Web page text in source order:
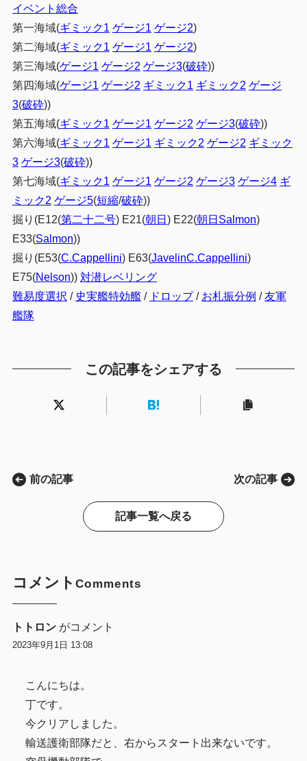
イベント総合
第一海域(ギミック1 ゲージ1 ゲージ2)
第二海域(ギミック1 ゲージ1 ゲージ2)
第三海域(ゲージ1 ゲージ2 ゲージ3(破砕))
第四海域(ゲージ1 ゲージ2 ギミック1 ギミック2 ゲージ
3(破砕))
第五海域(ギミック1 ゲージ1 ゲージ2 ゲージ3(破砕))
第六海域(ギミック1 ゲージ1 ギミック2 ゲージ2 ギミック
3 ゲージ3(破砕))
第七海域(ギミック1 ゲージ1 ゲージ2 ゲージ3 ゲージ4 ギ
ミック2 ゲージ5(短縮/破砕))
掘り(E12(第二十二号) E21(朝日 ) E22(朝日Salmon)
E33(Salmon))
掘り(E53(C.Cappellini) E63(JavelinC.Cappellini)
E75(Nelson)) 対潜レベリング
難易度選択 / 史実艦特効艦/ ドロップ/ お札振分例 /友軍
艦隊
この記事をシェアする
前の記事
記事一覧へ戻る
次の記事
コメント Comments
トトロン がコメント
2023年9月1日 13:08
こんにちは。
丁です。
今クリアしました。
輸送護衛部隊だと、右からスタート出来ないです。